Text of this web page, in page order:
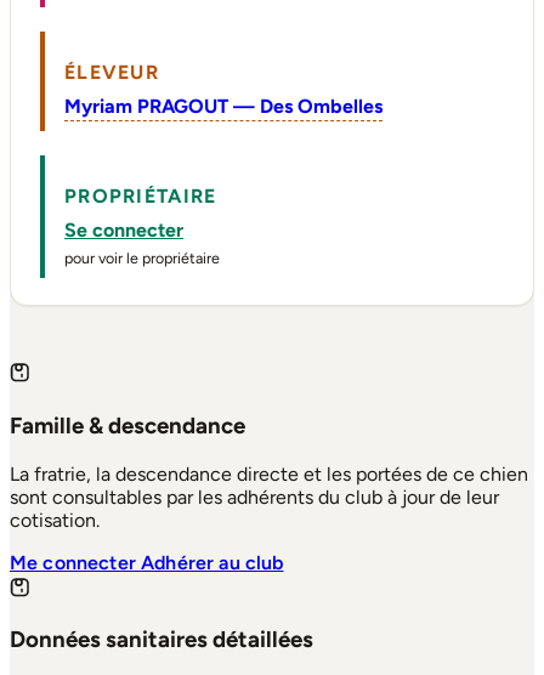
ÉLEVEUR
Myriam PRAGOUT — Des Ombelles
PROPRIÉTAIRE
Se connecter
pour voir le propriétaire
Famille & descendance
La fratrie, la descendance directe et les portées de ce chien
sont consultables par les adhérents du club à jour de leur
cotisation.
Me connecterAdhérer au club
Données sanitaires détaillées